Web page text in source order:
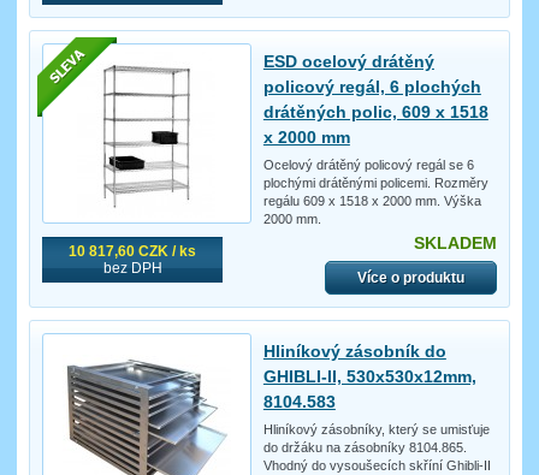
10 817,60 CZK / ks
bez DPH
ESD ocelový drátěný
policový regál, 6 plochých
drátěných polic, 609 x 1518
x 2000 mm
Ocelový drátěný policový regál se 6
plochými drátěnými policemi. Rozměry
regálu 609 x 1518 x 2000 mm. Výška
2000 mm.
SKLADEM
Více o produktu
Hliníkový zásobník do
GHIBLI-II, 530x530x12mm,
8104.583
Hliníkový zásobníky, který se umisťuje
do držáku na zásobníky 8104.865.
Vhodný do vysoušecích skříní Ghibli-II